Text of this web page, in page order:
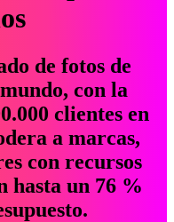
de fotos de
con la
clientes en
a marcas,
con recursos
hasta un 76 %